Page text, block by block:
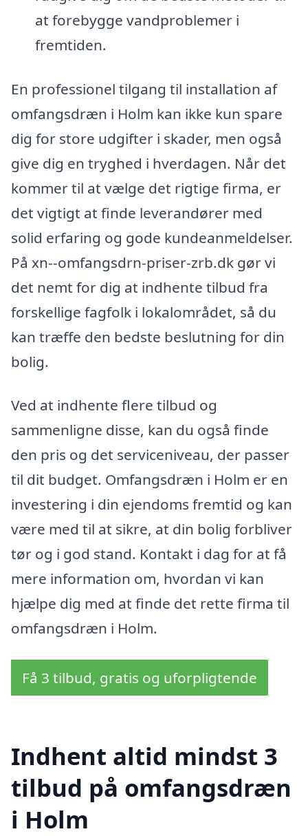
at forebygge vandproblemer i
fremtiden.
En professionel tilgang til installation af
omfangsdræn i Holm kan ikke kun spare
dig for store udgifter i skader, men også
give dig en tryghed i hverdagen. Når det
kommer til at vælge det rigtige firma, er
det vigtigt at finde leverandører med
solid erfaring og gode kundeanmeldelser.
På xn--omfangsdrn-priser-zrb.dk gør vi
det nemt for dig at indhente tilbud fra
forskellige fagfolk i lokalområdet, så du
kan træffe den bedste beslutning for din
bolig.
Ved at indhente flere tilbud og
sammenligne disse, kan du også finde
den pris og det serviceniveau, der passer
til dit budget. Omfangsdræn i Holm er en
investering i din ejendoms fremtid og kan
være med til at sikre, at din bolig forbliver
tør og i god stand. Kontakt i dag for at få
mere information om, hvordan vi kan
hjælpe dig med at finde det rette firma til
omfangsdræn i Holm.
Få 3 tilbud, gratis og uforpligtende
Indhent altid mindst 3
tilbud på omfangsdræn
i Holm